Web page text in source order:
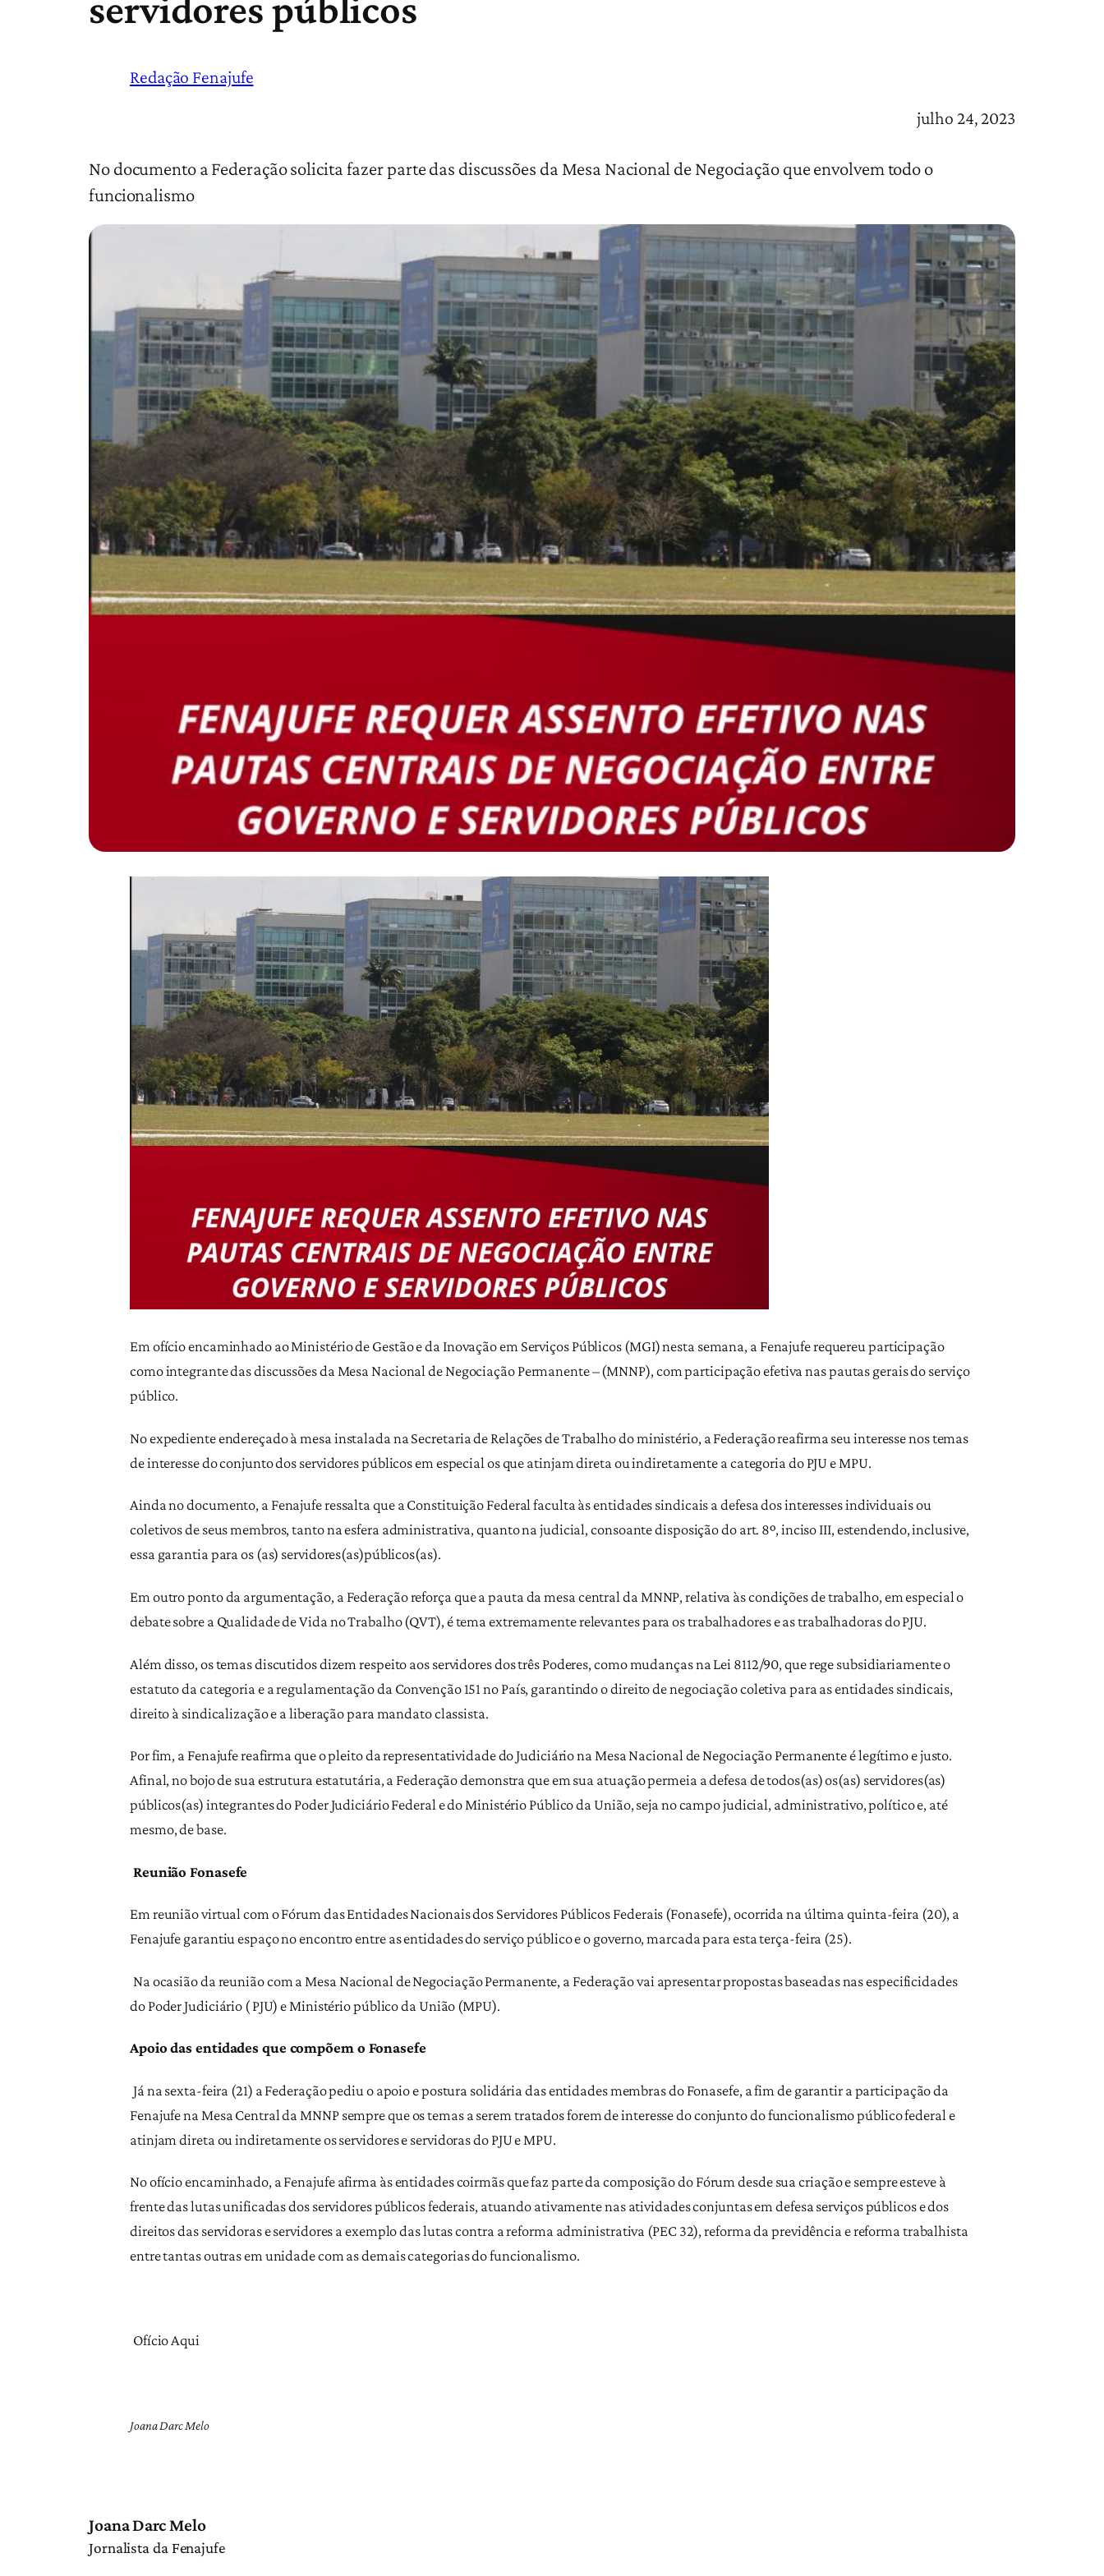
Redação Fenajufe
julho 24, 2023
No documento a Federação solicita fazer parte das discussões da Mesa Nacional de Negociação que envolvem todo o
funcionalismo
Em ofício encaminhado ao Ministério de Gestão e da Inovação em Serviços Públicos (MGI) nesta semana, a Fenajufe requereu participação
como integrante das discussões da Mesa Nacional de Negociação Permanente – (MNNP), com participação efetiva nas pautas gerais do serviço
público.
No expediente endereçado à mesa instalada na Secretaria de Relações de Trabalho do ministério, a Federação reafirma seu interesse nos temas
de interesse do conjunto dos servidores públicos em especial os que atinjam direta ou indiretamente a categoria do PJU e MPU.
Ainda no documento, a Fenajufe ressalta que a Constituição Federal faculta às entidades sindicais a defesa dos interesses individuais ou
coletivos de seus membros, tanto na esfera administrativa, quanto na judicial, consoante disposição do art. 8º, inciso III, estendendo, inclusive,
essa garantia para os (as) servidores(as)públicos(as).
Em outro ponto da argumentação, a Federação reforça que a pauta da mesa central da MNNP, relativa às condições de trabalho, em especial o
debate sobre a Qualidade de Vida no Trabalho (QVT), é tema extremamente relevantes para os trabalhadores e as trabalhadoras do PJU.
Além disso, os temas discutidos dizem respeito aos servidores dos três Poderes, como mudanças na Lei 8112/90, que rege subsidiariamente o
estatuto da categoria e a regulamentação da Convenção 151 no País, garantindo o direito de negociação coletiva para as entidades sindicais,
direito à sindicalização e a liberação para mandato classista.
Por fim, a Fenajufe reafirma que o pleito da representatividade do Judiciário na Mesa Nacional de Negociação Permanente é legítimo e justo.
Afinal, no bojo de sua estrutura estatutária, a Federação demonstra que em sua atuação permeia a defesa de todos(as) os(as) servidores(as)
públicos(as) integrantes do Poder Judiciário Federal e do Ministério Público da União, seja no campo judicial, administrativo, político e, até
mesmo, de base.
Reunião Fonasefe
Em reunião virtual com o Fórum das Entidades Nacionais dos Servidores Públicos Federais (Fonasefe), ocorrida na última quinta-feira (20), a
Fenajufe garantiu espaço no encontro entre as entidades do serviço público e o governo, marcada para esta terça-feira (25).
Na ocasião da reunião com a Mesa Nacional de Negociação Permanente, a Federação vai apresentar propostas baseadas nas especificidades
do Poder Judiciário ( PJU) e Ministério público da União (MPU).
Apoio das entidades que compõem o Fonasefe
Já na sexta-feira (21) a Federação pediu o apoio e postura solidária das entidades membras do Fonasefe, a fim de garantir a participação da
Fenajufe na Mesa Central da MNNP sempre que os temas a serem tratados forem de interesse do conjunto do funcionalismo público federal e
atinjam direta ou indiretamente os servidores e servidoras do PJU e MPU.
No ofício encaminhado, a Fenajufe afirma às entidades coirmãs que faz parte da composição do Fórum desde sua criação e sempre esteve à
frente das lutas unificadas dos servidores públicos federais, atuando ativamente nas atividades conjuntas em defesa serviços públicos e dos
direitos das servidoras e servidores a exemplo das lutas contra a reforma administrativa (PEC 32), reforma da previdência e reforma trabalhista
entre tantas outras em unidade com as demais categorias do funcionalismo.
Ofício Aqui
Joana Darc Melo
Joana Darc Melo
Jornalista da Fenajufe